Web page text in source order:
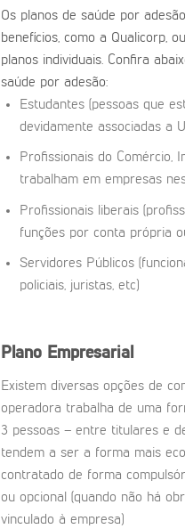
Os planos de saúde por
benefícios, como a Qualicorp,
planos individuais. Confira
saúde por adesão:
Estudantes (pessoas que
devidamente associadas a
Profissionais do Comércio,
trabalham em empresas
Profissionais liberais
funções por conta própria
Servidores Públicos
policiais, juristas, etc)
Plano Empresarial
Existem diversas opções de
operadora trabalha de uma
3 pessoas – entre titulares e
tendem a ser a forma mais
contratado de forma
ou opcional (quando não há
vinculado à empresa)